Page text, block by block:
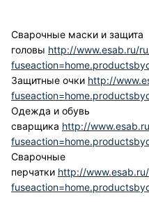
Сварочные маски и защита
головы http://www.esab.ru/
Защитные очки http://
Одежда и обувь
сварщика http://
Сварочные
перчатки http://